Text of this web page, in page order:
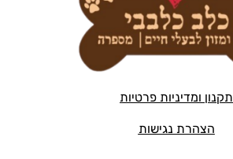
תקנון ומדיניות פרטיות
הצהרת נגישות